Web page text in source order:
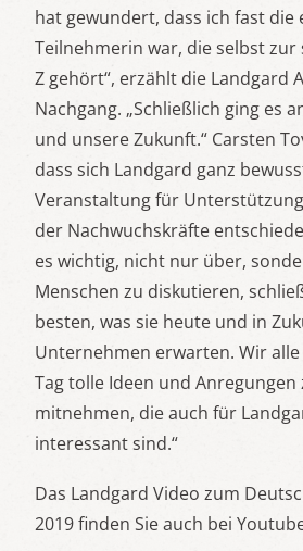
hat gewundert, dass ich fast die
Teilnehmerin war, die selbst zur
Z gehört“, erzählt die Landgard
Nachgang. „Schließlich ging es
und unsere Zukunft.“ Carsten
dass sich Landgard ganz
Veranstaltung für
der Nachwuchskräfte
es wichtig, nicht nur über,
Menschen zu diskutieren,
besten, was sie heute und in
Unternehmen erwarten. Wir
Tag tolle Ideen und
mitnehmen, die auch für
interessant sind.“
Das Landgard Video zum
2019 finden Sie auch bei